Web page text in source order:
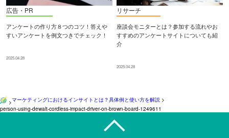
広告・PR
アンケートの作り方８つのコツ！答えや
すいアンケートを例文つきでチェック！
2025.04.28
リサーチ
座談会モニターとは？参加する流れやお
すすめのアンケートサイトについても紹
介
2025.04.28
>マーケティングにおけるインサイトとは？具体例と使い方を解説 >
person-using-dewalt-cordless-impact-driver-on-brown-board-1249611